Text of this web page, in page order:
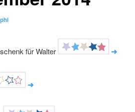
für Walter ➜
➜